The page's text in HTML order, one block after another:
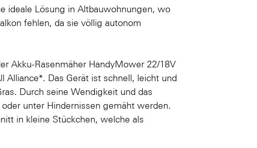
ideale Lösung in Altbauwohnungen, wo
fehlen, da sie völlig autonom
Akku-Rasenmäher HandyMower 22/18V
Alliance*. Das Gerät ist schnell, leicht und
Durch seine Wendigkeit und das
unter Hindernissen gemäht werden.
in kleine Stückchen, welche als